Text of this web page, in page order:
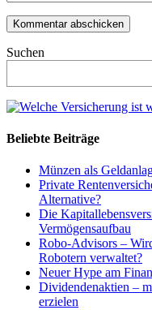
Suchen
Beliebte Beiträge
Münzen als
Private
Alternative?
Die
Vermögensaufbau
Robo-Advisors –
Robotern verwaltet?
Neuer Hype am
Dividendenaktien –
erzielen